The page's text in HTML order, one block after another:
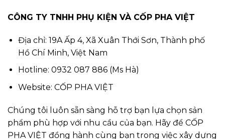
CÔNG TY TNHH PHỤ KIỆN VÀ CỐP PHA VIỆT
Địa chỉ: 19A Ấp 4, Xã Xuân Thới Sơn, Thành phố
Hồ Chí Minh, Việt Nam
Hotline: 0932 087 886 (Ms Hà)
Website: CỐP PHA VIỆT
Chúng tôi luôn sẵn sàng hỗ trợ bạn lựa chọn sản
phẩm phù hợp với nhu cầu của bạn. Hãy để CỐP
PHA VIỆT đồng hành cùng bạn trong việc xây dựng